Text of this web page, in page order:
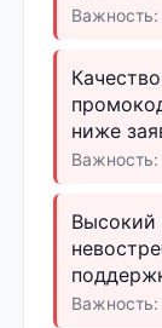
ниже
Высокий
Важность: